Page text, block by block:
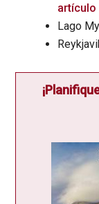
artículo
Lago